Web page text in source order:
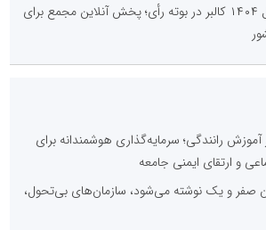
صورت‌های مالی سال ۱۴۰۴ کالبر در بوته رأی؛ پخش آنلاین مجمع برای
رانندگی؛ سرمایه‌گذاری هوشمندانه برای
و ارتقای ایمنی جامعه
صفر و یک نوشته می‌شود، سازمان‌های بی‌تحول،